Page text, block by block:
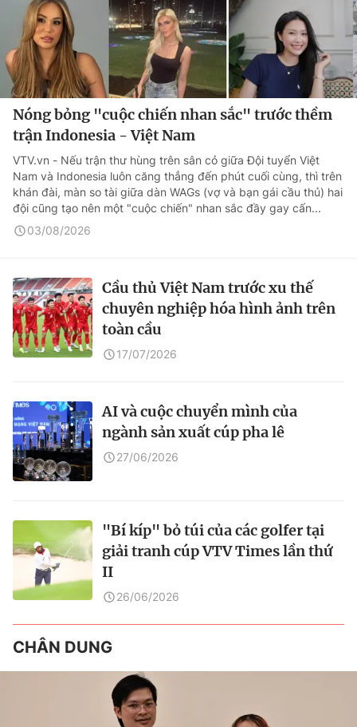
Nóng bỏng "cuộc chiến nhan sắc" trước thềm
trận Indonesia - Việt Nam
VTV.vn - Nếu trận thư hùng trên sân cỏ giữa Đội tuyển Việt
Nam và Indonesia luôn căng thẳng đến phút cuối cùng, thì trên
khán đài, màn so tài giữa dàn WAGs (vợ và bạn gái cầu thủ) hai
đội cũng tạo nên một "cuộc chiến" nhan sắc đầy gay cấn...
03/08/2026
Cầu thủ Việt Nam trước xu thế
chuyên nghiệp hóa hình ảnh trên
toàn cầu
17/07/2026
AI và cuộc chuyển mình của
ngành sản xuất cúp pha lê
27/06/2026
"Bí kíp" bỏ túi của các golfer tại
giải tranh cúp VTV Times lần thứ
II
26/06/2026
CHÂN DUNG